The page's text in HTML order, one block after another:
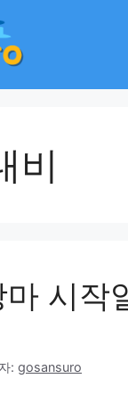
비
시작
: gosansuro